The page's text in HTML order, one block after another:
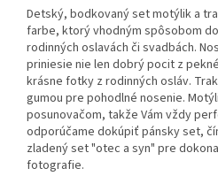
Detský, bodkovaný set motýlik a
farbe, ktorý vhodným spôsobom
rodinných oslavách či svadbách.
priniesie nie len dobrý pocit z
krásne fotky z rodinných osláv.
gumou pre pohodlné nosenie.
posunovačom, takže Vám vždy
odporúčame dokúpiť pánsky set,
zladený set "otec a syn" pre
fotografie.